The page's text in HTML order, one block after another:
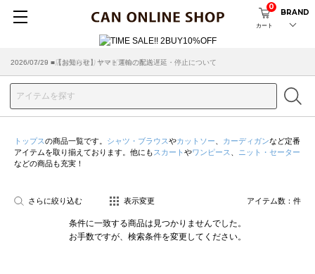
カート
0
BRAND
2026/07/29 ■【お知らせ】ヤマト運輸の配送遅延・停止について
2026/03/18 ■店舗受け取りサービスのご案内
トップスの商品一覧です。 シャツ・ブラウスやカットソー カーディガンなど定番
アイテムを取り揃えております。他にも スカート やワンピース
ニット・セーター
などの商品も充実！
さらに絞り込む 表示変更 アイテム数： 件
条件に一致する商品は見つかりませんでした。
お手数ですが、検索条件を変更してください。